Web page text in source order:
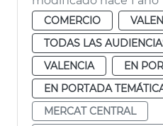
COMERCIO
TODAS LAS
VALENCIA
EN
EN PORTADA
MERCAT CENTRAL